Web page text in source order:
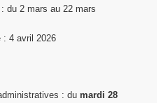
du 2 mars au 22 mars
: 4 avril 2026
: du mardi 28